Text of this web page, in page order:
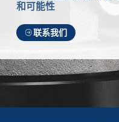
和可能性
联系我们